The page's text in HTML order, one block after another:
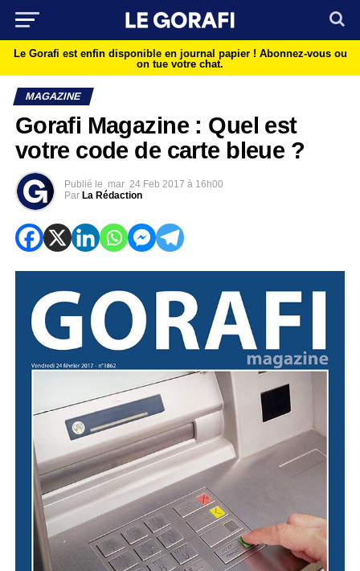
Le Gorafi est enfin disponible en journal papier ! Abonnez-vous ou
on tue votre chat.
MAGAZINE
Gorafi Magazine : Quel est
votre code de carte bleue ?
Publié le mar 24 Feb 2017 à 16h00
Par La Rédaction